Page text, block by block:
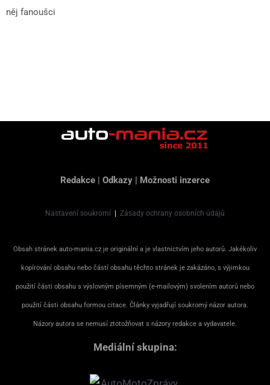
něj fanoušci
Redakce | Odkazy | Možnosti inzerce
Nastavení soukromí Zásady ochrany osobních údajů
Obsah stránek auto-mania.cz je originální a je vlastnictvím jeho autorů. Jakékoliv
kopírování obsahu nebo částí obsahu těchto stránek je zakázáno, s výjimkou
použití části obsahu s výslovným písemným (e-mailovým) svolením autorů nebo
použití části obsahu formou citace. Články vyjadřují soukromý názor autora.
Názory autora se nemusí ztotožňovat s názory redakce a vydavatele.
Mediální skupina: